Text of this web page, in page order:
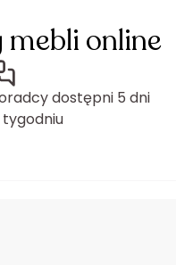
mebli online
dostępni 5 dni